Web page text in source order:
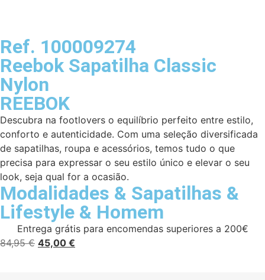
Ref. 100009274
Reebok Sapatilha Classic
Nylon
REEBOK
Descubra na footlovers o equilíbrio perfeito entre estilo,
conforto e autenticidade. Com uma seleção diversificada
de sapatilhas, roupa e acessórios, temos tudo o que
precisa para expressar o seu estilo único e elevar o seu
look, seja qual for a ocasião.
Modalidades & Sapatilhas &
Lifestyle & Homem
Entrega grátis para encomendas superiores a 200€
84,95€ 45,00 €